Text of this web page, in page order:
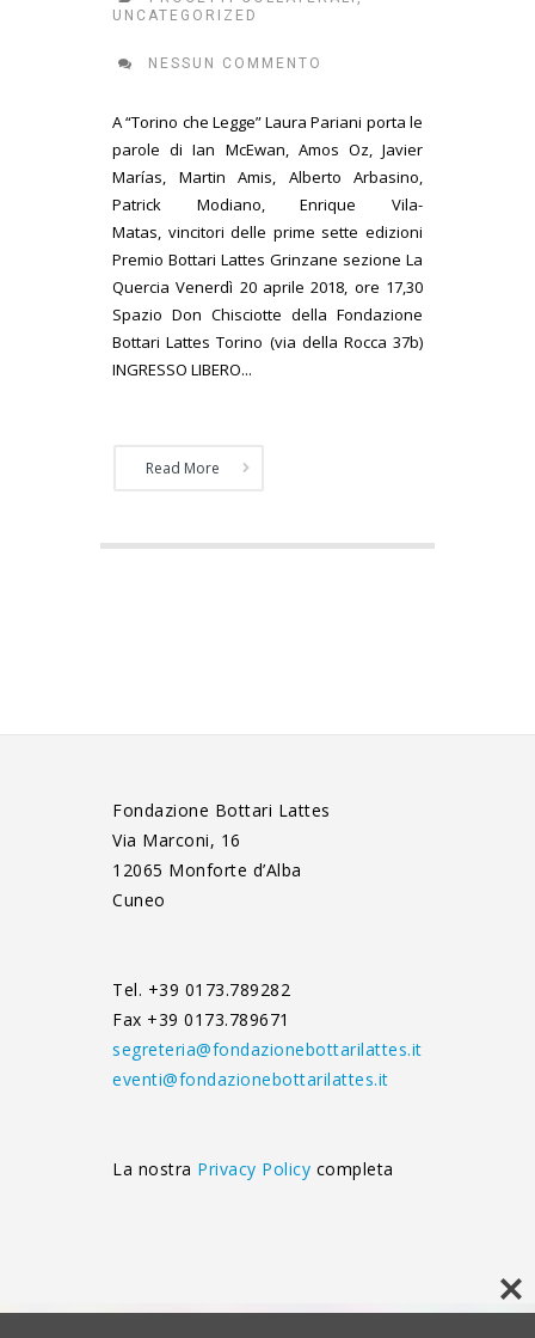
UNCATEGORIZED
NESSUN COMMENTO
A “Torino che Legge” Laura Pariani porta le
parole di Ian McEwan, Amos Oz, Javier
Marías, Martin Amis, Alberto Arbasino,
Patrick Modiano, Enrique Vila-
Matas, vincitori delle prime sette edizioni
Premio Bottari Lattes Grinzane sezione La
Quercia Venerdì 20 aprile 2018, ore 17,30
Spazio Don Chisciotte della Fondazione
Bottari Lattes Torino (via della Rocca 37b)
INGRESSO LIBERO...
Read More
Fondazione Bottari Lattes
Via Marconi, 16
12065 Monforte d’Alba
Cuneo
Tel. +39 0173.789282
Fax +39 0173.789671
segreteria@fondazionebottarilattes.it
eventi@fondazionebottarilattes.it
La nostra Privacy Policy completa